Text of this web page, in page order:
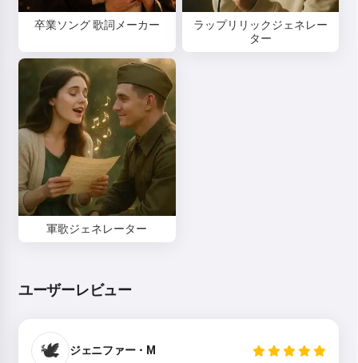
卒業ソング 歌詞メーカー
ラップリリックジェネレー
ター
軍歌ジェネレーター
ユーザーレビュー
🕊️ ジェニファー・M
メッセージを書けます🥰